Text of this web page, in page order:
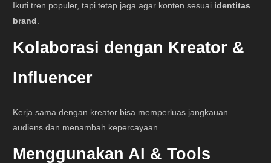
Ikuti tren populer, tapi tetap jaga agar konten sesuai identitas
brand
Kolaborasi dengan Kreator &
Influencer
Kerja sama dengan kreator bisa memperluas jangkauan
audiens dan menambah kepercayaan.
Menggunakan AI & Tools